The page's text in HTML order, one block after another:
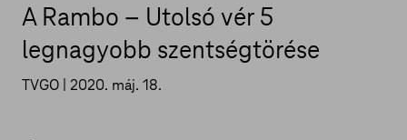
A Rambo – Utolsó vér 5
legnagyobb szentségtörése
TVGO | 2020. máj. 18.